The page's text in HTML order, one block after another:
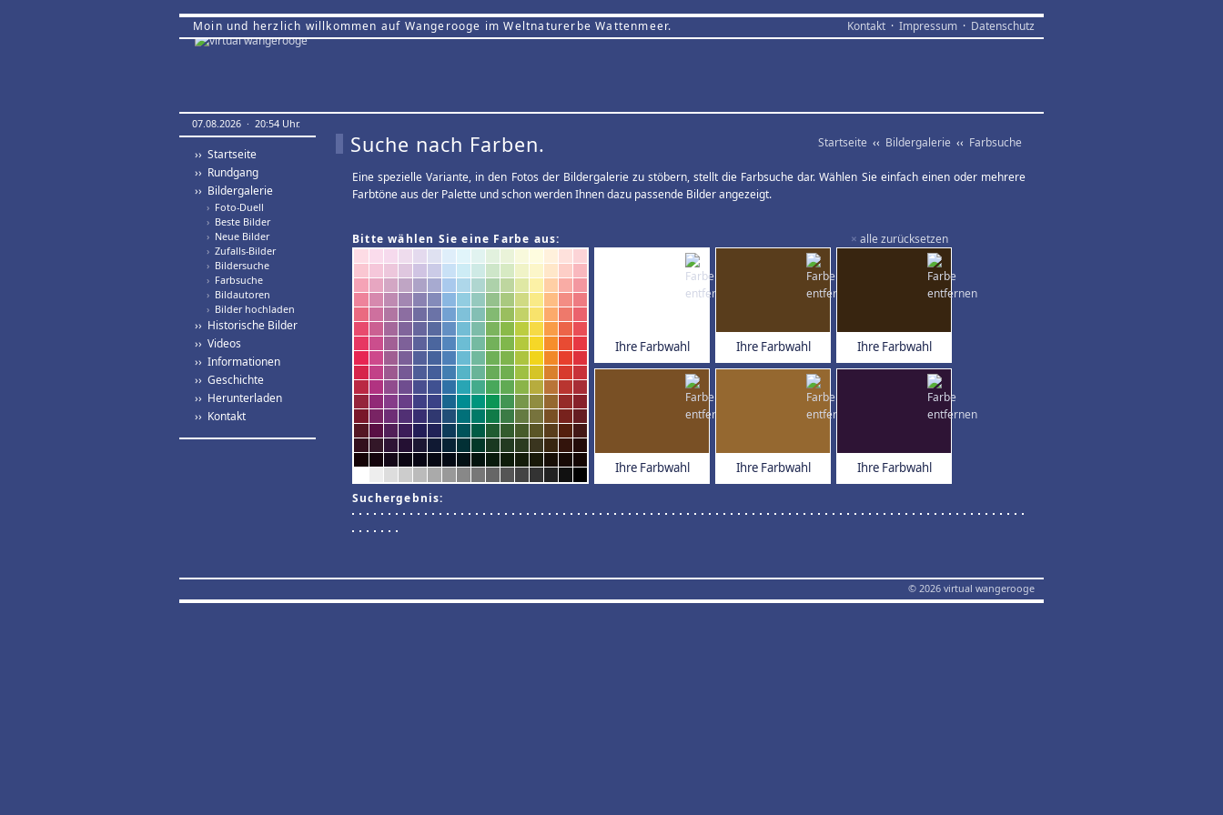
Moin und herzlich willkommen auf Wangerooge im Weltnaturerbe Wattenmeer. Kontakt · Impressum · Datenschutz
07.08.2026 · 20:54 Uhr.
›› Startseite
›› Rundgang
›› Bildergalerie
› Foto-Duell
› Beste Bilder
› Neue Bilder
› Zufalls-Bilder
› Bildersuche
› Farbsuche
› Bildautoren
› Bilder hochladen
›› Historische Bilder
›› Videos
›› Informationen
›› Geschichte
›› Herunterladen
›› Kontakt
Startseite ‹‹ Bildergalerie ‹‹ Farbsuche
Suche nach Farben.
Eine spezielle Variante, in den Fotos der Bildergalerie zu stöbern, stellt die Farbsuche dar. Wählen Sie einfach einen oder mehrere
Farbtöne aus der Palette und schon werden Ihnen dazu passende Bilder angezeigt.
× alle zurücksetzen
Bitte wählen Sie eine Farbe aus:
Ihre Farbwahl Ihre Farbwahl Ihre Farbwahl
Ihre Farbwahl Ihre Farbwahl Ihre Farbwahl
Suchergebnis:
© 2026 virtual wangerooge